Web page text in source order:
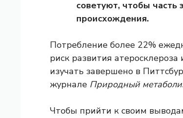
советуют, чтобы часть
происхождения.
Потребление более 22%
риск развития
изучать завершено в
журнале Природный
Чтобы прийти к своим